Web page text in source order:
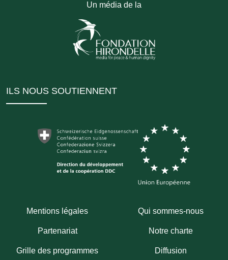
Un média de la
ILS NOUS SOUTIENNENT
Mentions légales Qui sommes-nous
Partenariat Notre charte
Grille des programmes Diffusion